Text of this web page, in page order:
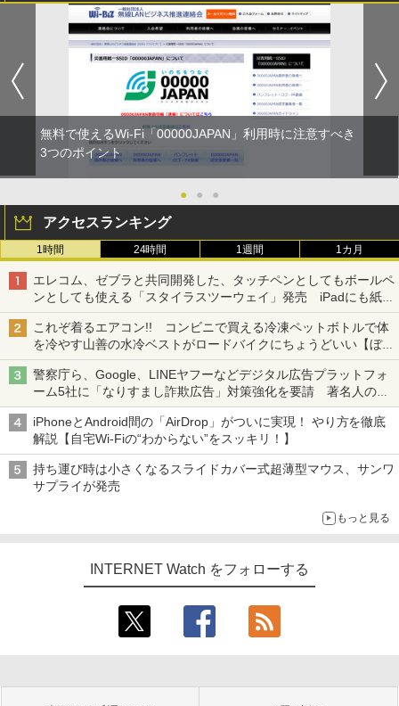
無料で使えるWi-Fi「00000JAPAN」利用時に注意すべき
3つのポイント
● ● ●
アクセスランキング
1時間 24時間 1週間 1カ月
エレコム、ゼブラと共同開発した、タッチペンとしてもボールペ
ンとしても使える「スタイラスツーウェイ」発売 iPadにも紙に
も、持ち替えずに書き込める
これぞ着るエアコン!! コンビニで買える冷凍ペットボトルで体
を冷やす山善の水冷ベストがロードバイクにちょうどいい【ぼっ
ち・ざ・ろーど！その14】【空いた時間でなにしてる？】
警察庁ら、Google、LINEヤフーなどデジタル広告プラットフォ
ーム5社に「なりすまし詐欺広告」対策強化を要請 著名人の写
真や映像を使った投資詐欺などへの対策として
iPhoneとAndroid間の「AirDrop」がついに実現！ やり方を徹底
解説【自宅Wi-Fiの“わからない”をスッキリ！】
持ち運び時は小さくなるスライドカバー式超薄型マウス、サンワ
サプライが発売
もっと見る
INTERNET Watch をフォローする